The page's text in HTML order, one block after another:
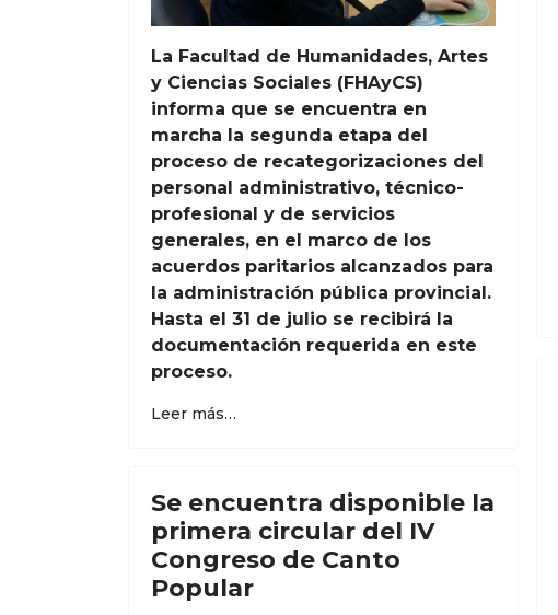
La Facultad de Humanidades, Artes
y Ciencias Sociales (FHAyCS)
informa que se encuentra en
marcha la segunda etapa del
proceso de recategorizaciones del
personal administrativo, técnico-
profesional y de servicios
generales, en el marco de los
acuerdos paritarios alcanzados para
la administración pública provincial.
Hasta el 31 de julio se recibirá la
documentación requerida en este
proceso.
Leer más…
Se encuentra disponible la
primera circular del IV
Congreso de Canto
Popular